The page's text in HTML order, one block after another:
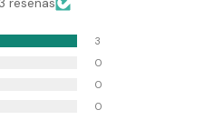
3
0
0
0